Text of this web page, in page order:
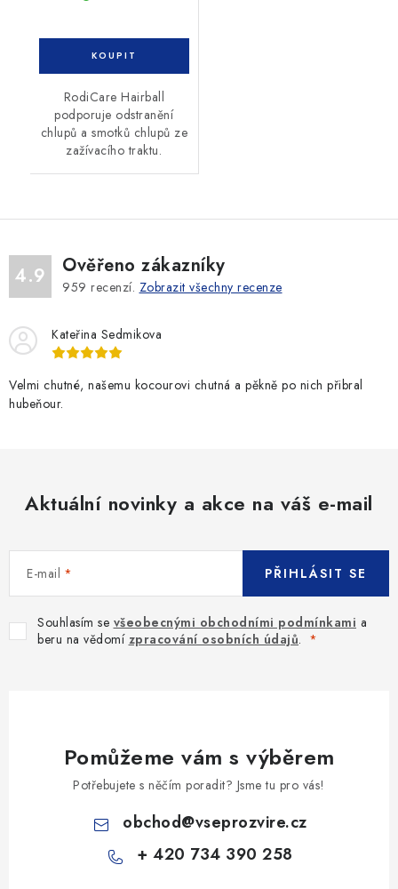
RodiCare Hairball
podporuje odstranění
chlupů a smotků chlupů ze
zažívacího traktu.
4.9 Ověřeno zákazníky
959 recenzí. Zobrazit všechny recenze
Kateřina Sedmikova
Velmi chutné, našemu kocourovi chutná a pěkně po nich přibral
hubeňour.
Aktuální novinky a akce na váš e-mail
E-mail
Souhlasím se všeobecnými obchodními podmínkami a
beru na vědomí zpracování osobních údajů.
PŘIHLÁSIT SE
Pomůžeme vám s výběrem
Potřebujete s něčím poradit? Jsme tu pro vás!
obchod@vseprozvire.cz
+ 420 734 390 258